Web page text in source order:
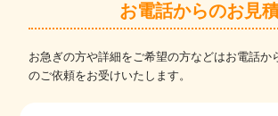
お電話からのお見
お急ぎの方や詳細をご希望の方などはお電話か
のご依頼をお受けいたします。